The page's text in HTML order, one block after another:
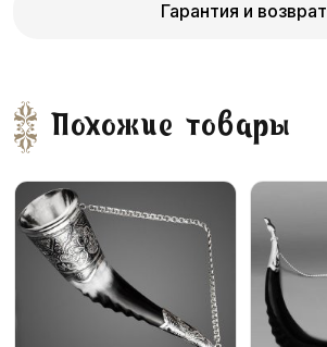
Гарантия и возврат
Похожие товары